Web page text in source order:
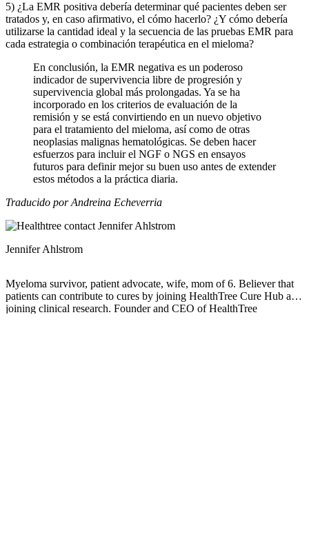
5) ¿La EMR positiva debería determinar qué pacientes deben ser
tratados y, en caso afirmativo, el cómo hacerlo? ¿Y cómo debería
utilizarse la cantidad ideal y la secuencia de las pruebas EMR para
cada estrategia o combinación terapéutica en el mieloma?
En conclusión, la EMR negativa es un poderoso
indicador de supervivencia libre de progresión y
supervivencia global más prolongadas. Ya se ha
incorporado en los criterios de evaluación de la
remisión y se está convirtiendo en un nuevo objetivo
para el tratamiento del mieloma, así como de otras
neoplasias malignas hematológicas. Se deben hacer
esfuerzos para incluir el NGF o NGS en ensayos
futuros para definir mejor su buen uso antes de extender
estos métodos a la práctica diaria.
Traducido por Andreina Echeverria
Jennifer Ahlstrom
Myeloma survivor, patient advocate, wife, mom of 6. Believer that
patients can contribute to cures by joining HealthTree Cure Hub and
joining clinical research. Founder and CEO of HealthTree